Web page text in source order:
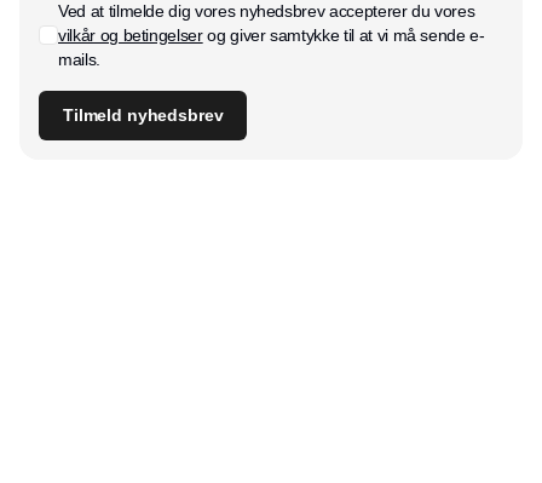
Ved at tilmelde dig vores nyhedsbrev accepterer du vores
vilkår og betingelserog giver samtykke til at vi må sende e-
mails.
Tilmeld nyhedsbrev